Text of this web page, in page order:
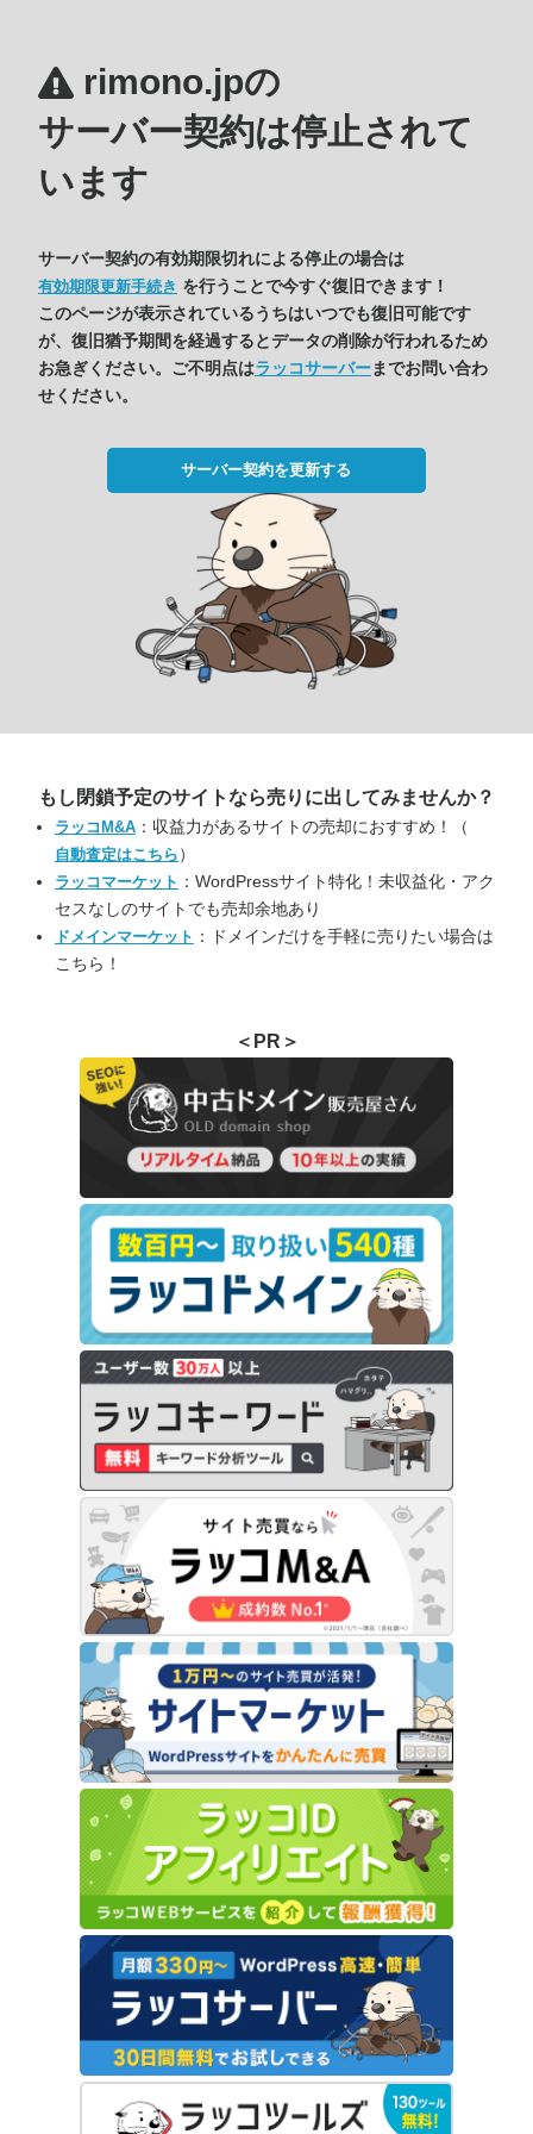
rimono.jpの
サーバー契約は停止されて
います
サーバー契約の有効期限切れによる停止の場合は
有効期限更新手続き を行うことで今すぐ復旧できます！
このページが表示されているうちはいつでも復旧可能です
が、復旧猶予期間を経過するとデータの削除が行われるため
お急ぎください。ご不明点はラッコサーバーまでお問い合わ
せください。
サーバー契約を更新する
もし閉鎖予定のサイトなら売りに出してみませんか？
ラッコM&A ：収益力があるサイトの売却におすすめ！（
自動査定はこちら ）
ラッコマーケット ：WordPressサイト特化！未収益化・アク
セスなしのサイトでも売却余地あり
ドメインマーケット ：ドメインだけを手軽に売りたい場合は
こちら！
＜PR＞